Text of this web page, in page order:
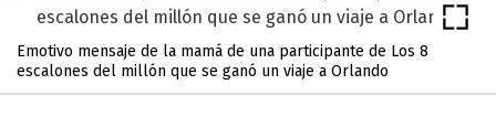
Emotivo mensaje de la mamá de una participante de Los 8
escalones del millón que se ganó un viaje a Orlando